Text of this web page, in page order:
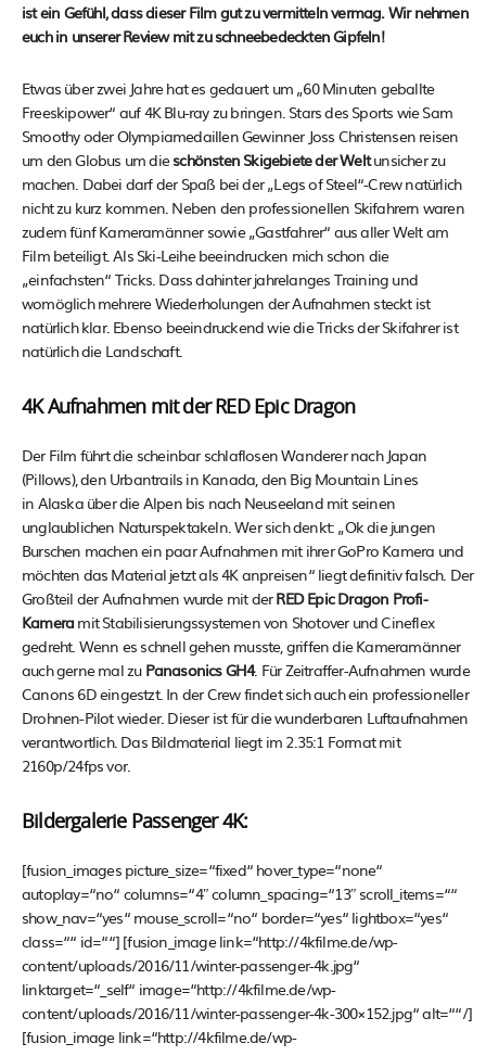
ist ein Gefühl, dass dieser Film gut zu vermitteln vermag. Wir nehmen
euch in unserer Review mit zu schneebedeckten Gipfeln!
Etwas über zwei Jahre hat es gedauert um „60 Minuten geballte
Freeskipower“ auf 4K Blu-ray zu bringen. Stars des Sports wie Sam
Smoothy oder Olympiamedaillen Gewinner Joss Christensen reisen
um den Globus um dieschönsten Skigebiete der Weltunsicher zu
machen. Dabei darf der Spaß bei der „Legs of Steel“-Crew natürlich
nicht zu kurz kommen. Neben den professionellen Skifahrern waren
zudem fünf Kameramänner sowie „Gastfahrer“ aus aller Welt am
Film beteiligt. Als Ski-Leihe beeindrucken mich schon die
„einfachsten“ Tricks. Dass dahinter jahrelanges Training und
womöglich mehrere Wiederholungen der Aufnahmen steckt ist
natürlich klar. Ebenso beeindruckend wie die Tricks der Skifahrer ist
natürlich die Landschaft.
4K Aufnahmen mit der RED Epic Dragon
Der Film führt die scheinbar schlaflosen Wanderer nach Japan
(Pillows), den Urbantrails in Kanada, den Big Mountain Lines
in Alaska über die Alpen bis nach Neuseeland mit seinen
unglaublichen Naturspektakeln. Wer sich denkt: „Ok die jungen
Burschen machen ein paar Aufnahmen mit ihrer GoPro Kamera und
möchten das Material jetzt als 4K anpreisen“ liegt definitiv falsch. Der
Großteil der Aufnahmen wurde mit derRED Epic Dragon Profi-
Kameramit Stabilisierungssystemen von Shotover und Cineflex
gedreht. Wenn es schnell gehen musste, griffen die Kameramänner
auch gerne mal zu Panasonics GH4. Für Zeitraffer-Aufnahmen wurde
Canons 6D eingestzt. In der Crew findet sich auch ein professioneller
Drohnen-Pilot wieder. Dieser ist für die wunderbaren Luftaufnahmen
verantwortlich. Das Bildmaterial liegt im 2.35:1 Format mit
2160p/24fps vor.
Bildergalerie Passenger 4K:
[fusion_images picture_size=“fixed“ hover_type=“none“
autoplay=“no“ columns=“4″ column_spacing=“13″ scroll_items=““
show_nav=“yes“ mouse_scroll=“no“ border=“yes“ lightbox=“yes“
class=““ id=““] [fusion_image link=“http://4kfilme.de/wp-
content/uploads/2016/11/winter-passenger-4k.jpg“
linktarget=“_self“ image=“http://4kfilme.de/wp-
content/uploads/2016/11/winter-passenger-4k-300×152.jpg“ alt=““/]
[fusion_image link=“http://4kfilme.de/wp-